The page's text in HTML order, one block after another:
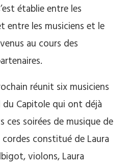
établie entre les
entre les musiciens et le
au cours des
réunit six musiciens
du Capitole qui ont déjà
ces soirées de musique de
constitué de Laura
violons, Laura